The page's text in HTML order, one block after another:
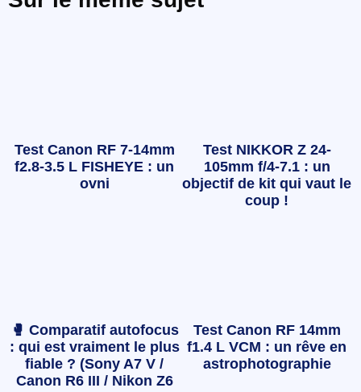
Test Canon RF 7-14mm
f2.8-3.5 L FISHEYE : un
ovni
Test NIKKOR Z 24-
105mm f/4-7.1 : un
objectif de kit qui vaut le
coup !
🥊 Comparatif autofocus
: qui est vraiment le plus
fiable ? (Sony A7 V /
Canon R6 III / Nikon Z6
Test Canon RF 14mm
f1.4 L VCM : un rêve en
astrophotographie